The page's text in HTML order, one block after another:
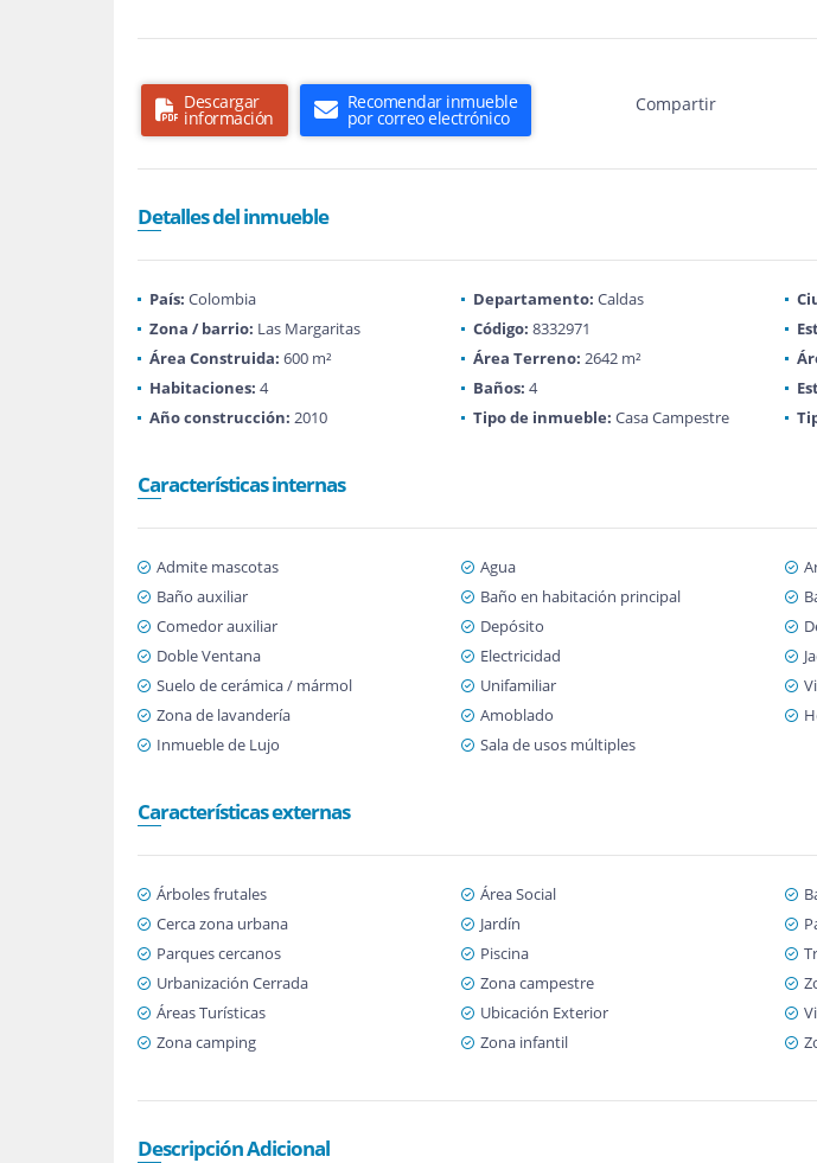
Descargar
información
Recomendar inmueble
por correo electrónico
Compartir
Detalles del inmueble
País: Colombia Departamento: Caldas
Zona / barrio: Las Margaritas Código: 8332971
Área Construida: 600 m² Área Terreno: 2642 m²
Habitaciones: 4 Baños: 4
Año construcción: 2010 Tipo de inmueble: Casa Campestre
Características internas
Admite mascotas Agua
Baño auxiliar
Baño en habitación principal
Comedor auxiliar
Depósito
Doble Ventana
Electricidad
Suelo de cerámica / mármol
Unifamiliar
Zona de lavandería
Amoblado
Inmueble de Lujo
Sala de usos múltiples
Características externas
Árboles frutales Área Social
Cerca zona urbana
Jardín
Parques cercanos
Piscina
Urbanización Cerrada
Zona campestre
Áreas Turísticas
Ubicación Exterior
Zona camping
Zona infantil
Descripción Adicional